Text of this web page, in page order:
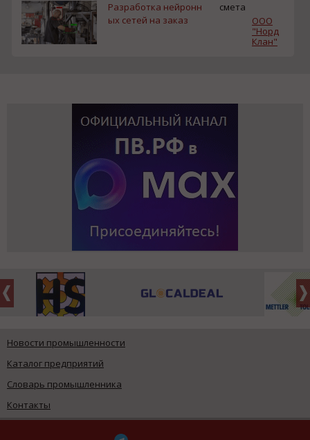
Разработка нейронн
ых сетей на заказ
смета
ООО
"Норд
Клан"
Новости промышленности
Каталог предприятий
Словарь промышленника
Контакты